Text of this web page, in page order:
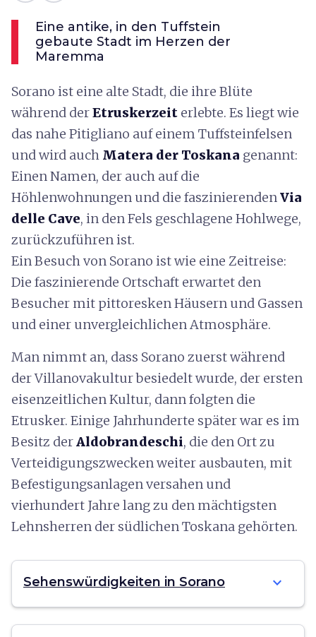
Eine antike, in den Tuffstein
gebaute Stadt im Herzen der
Maremma
Sorano ist eine alte Stadt, die ihre Blüte
während derEtruskerzeit erlebte. Es liegt wie
das nahe Pitigliano auf einem Tuffsteinfelsen
und wird auch Matera der Toskana genannt:
Einen Namen, der auch auf die
Höhlenwohnungen und die faszinierendenVia
delle Cave, in den Fels geschlagene Hohlwege,
zurückzuführen ist.
Ein Besuch von Sorano ist wie eine Zeitreise:
Die faszinierende Ortschaft erwartet den
Besucher mit pittoresken Häusern und Gassen
und einer unvergleichlichen Atmosphäre.
Man nimmt an, dass Sorano zuerst während
der Villanovakultur besiedelt wurde, der ersten
eisenzeitlichen Kultur, dann folgten die
Etrusker. Einige Jahrhunderte später war es im
Besitz derAldobrandeschi, die den Ort zu
Verteidigungszwecken weiter ausbauten, mit
Befestigungsanlagen versahen und
vierhundert Jahre lang zu den mächtigsten
Lehnsherren der südlichen Toskana gehörten.
Sehenswürdigkeiten in Sorano expand_more